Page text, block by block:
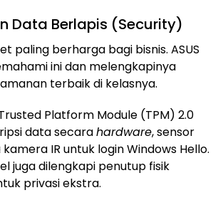
Data Berlapis (Security)
paling berharga bagi bisnis. ASUS
ini dan melengkapinya
terbaik di kelasnya.
Platform Module (TPM) 2.0
data secarahardware, sensor
kamera IR untuk login Windows Hello.
juga dilengkapi penutup fisik
privasi ekstra.